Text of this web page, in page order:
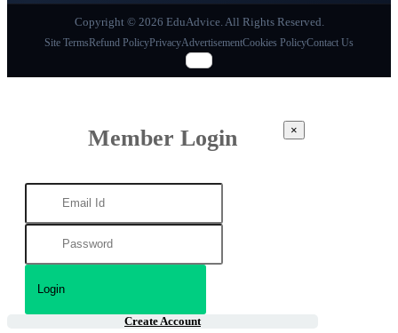
Copyright © 2026 EduAdvice. All Rights Reserved.
Site TermsRefund PolicyPrivacyAdvertisementCookies PolicyContact Us
Member Login ×
Create Account